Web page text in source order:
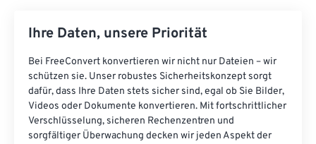
Ihre Daten, unsere Priorität
Bei FreeConvert konvertieren wir nicht nur Dateien – wir
schützen sie. Unser robustes Sicherheitskonzept sorgt
dafür, dass Ihre Daten stets sicher sind, egal ob Sie Bilder,
Videos oder Dokumente konvertieren. Mit fortschrittlicher
Verschlüsselung, sicheren Rechenzentren und
sorgfältiger Überwachung decken wir jeden Aspekt der